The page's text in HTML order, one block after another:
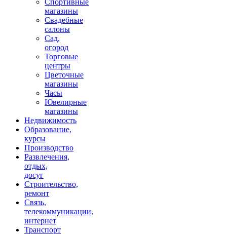
Спортивные
магазины
Свадебные
салоны
Сад,
огород
Торговые
центры
Цветочные
магазины
Часы
Ювелирные
магазины
Недвижимость
Образование,
курсы
Производство
Развлечения,
отдых,
досуг
Строительство,
ремонт
Связь,
телекоммуникации,
интернет
Транспорт